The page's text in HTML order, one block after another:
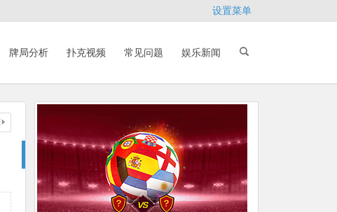
设置菜单
牌局分析 扑克视频 常见问题 娱乐新闻